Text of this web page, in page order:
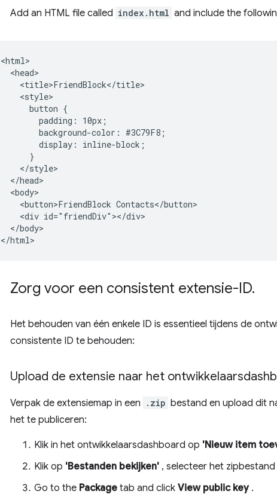
Add an HTML file called index.html and include the
<html>
  <head>
    <title>FriendBlock</title>
    <style>
      button {
        padding: 10px;
        background-color: #3C79F8;
        display: inline-block;
      }
    </style>
  </head>
  <body>
    <button>FriendBlock Contacts</button>
    <div id="friendDiv"></div>
  </body>
Zorg voor een consistent extensie-ID.
Het behouden van één enkele ID is essentieel tijdens de
consistente ID te behouden:
Upload de extensie naar het
Verpak de extensiemap in een .zip bestand en upload dit
het te publiceren:
Klik in het ontwikkelaarsdashboard op 'Nieuw item
Klik op 'Bestanden bekijken' , selecteer het
Go to the Package tab and click View public key.